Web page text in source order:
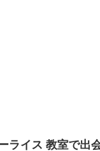
ライス 教室で出